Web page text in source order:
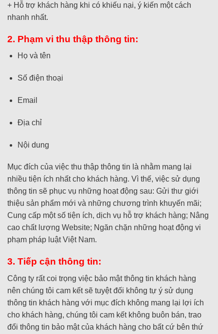
+ Hỗ trợ khách hàng khi có khiếu nại, ý kiến một cách
nhanh nhất.
2. Phạm vi thu thập thông tin:
Họ và tên
Số điện thoại
Email
Địa chỉ
Nội dung
Mục đích của việc thu thập thông tin là nhằm mang lại
nhiều tiện ích nhất cho khách hàng. Vì thế, việc sử dụng
thông tin sẽ phục vụ những hoạt động sau: Gửi thư giới
thiệu sản phẩm mới và những chương trình khuyến mãi;
Cung cấp một số tiện ích, dịch vụ hỗ trợ khách hàng; Nâng
cao chất lượng Website; Ngăn chặn những hoạt động vi
phạm pháp luật Việt Nam.
3. Tiếp cận thông tin:
Công ty rất coi trọng việc bảo mật thông tin khách hàng
nên chúng tôi cam kết sẽ tuyệt đối không tự ý sử dụng
thông tin khách hàng với mục đích không mang lại lợi ích
cho khách hàng, chúng tôi cam kết không buôn bán, trao
đổi thông tin bảo mật của khách hàng cho bất cứ bên thứ